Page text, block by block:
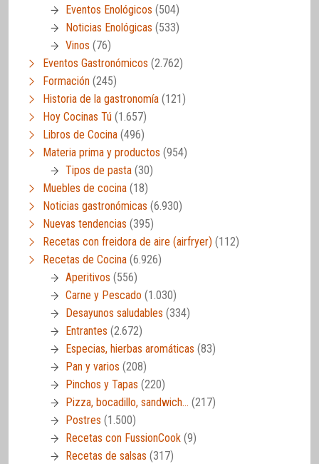
Eventos Enológicos (504)
Noticias Enológicas (533)
Vinos (76)
Eventos Gastronómicos (2.762)
Formación (245)
Historia de la gastronomía (121)
Hoy Cocinas Tú (1.657)
Libros de Cocina (496)
Materia prima y productos (954)
Tipos de pasta (30)
Muebles de cocina (18)
Noticias gastronómicas (6.930)
Nuevas tendencias (395)
Recetas con freidora de aire (airfryer) (112)
Recetas de Cocina (6.926)
Aperitivos (556)
Carne y Pescado (1.030)
Desayunos saludables (334)
Entrantes (2.672)
Especias, hierbas aromáticas (83)
Pan y varios (208)
Pinchos y Tapas (220)
Pizza, bocadillo, sandwich… (217)
Postres (1.500)
Recetas con FussionCook (9)
Recetas de salsas (317)